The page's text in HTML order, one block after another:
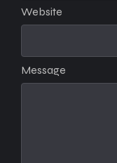
Message
Website